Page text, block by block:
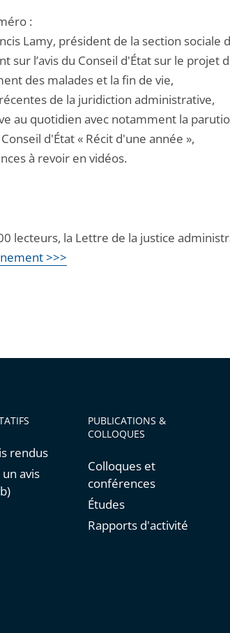
:
Lamy, président de la section sociale
sur l’avis du Conseil d'État sur le projet
des malades et la fin de vie,
de la juridiction administrative,
au quotidien avec notamment la
d'État « Récit d'une année »,
à revoir en vidéos.
lecteurs, la Lettre de la justice
>>>
rendus
avis
PUBLICATIONS &
COLLOQUES
Colloques et
conférences
Études
Rapports d'activité